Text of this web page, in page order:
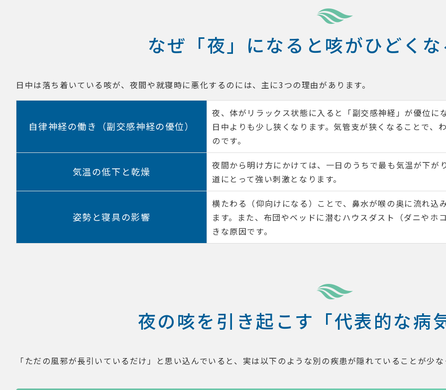
なぜ「夜」になると咳がひどく
日中は落ち着いている咳が、夜間や就寝時に悪化するのには、主に3つの理由があります。
自律神経の働き（副交感神経の優位）
夜、体がリラックス状態に入ると「副交感神経」が優位
日中よりも少し狭くなります。気管支が狭くなることで
のです。
気温の低下と乾燥
夜間から明け方にかけては、一日のうちで最も気温が下
道にとって強い刺激となります。
姿勢と寝具の影響
横たわる（仰向けになる）ことで、鼻水が喉の奥に流れ
ます。また、布団やベッドに潜むハウスダスト（ダニや
きな原因です。
夜の咳を引き起こす「代表的な病
「ただの風邪が長引いているだけ」と思い込んでいると、実は以下のような別の疾患が隠れていることが少